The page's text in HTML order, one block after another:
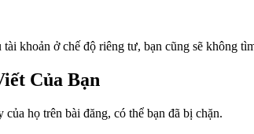
khoản ở chế độ riêng tư, bạn cũng sẽ không
Của Bạn
họ trên bài đăng, có thể bạn đã bị chặn.